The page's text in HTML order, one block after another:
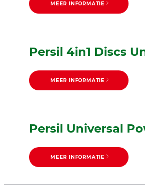
MEER INFORMATIE
Persil 4in1 Discs
MEER INFORMATIE
Persil Universal
MEER INFORMATIE